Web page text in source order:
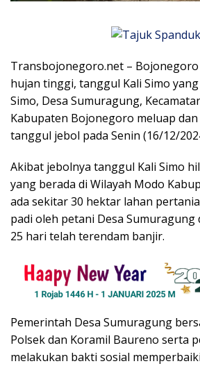
Transbojonegoro.net –
hujan tinggi, tanggul Kali Simo
Simo, Desa Sumuragung,
Kabupaten Bojonegoro meluap
tanggul jebol pada Senin (16/12/
Akibat jebolnya tanggul Kali Simo
yang berada di Wilayah Modo
ada sekitar 30 hektar lahan
padi oleh petani Desa Sumuragung
25 hari telah terendam banjir.
Pemerintah Desa Sumuragung
Polsek dan Koramil Baureno serta
melakukan bakti sosial